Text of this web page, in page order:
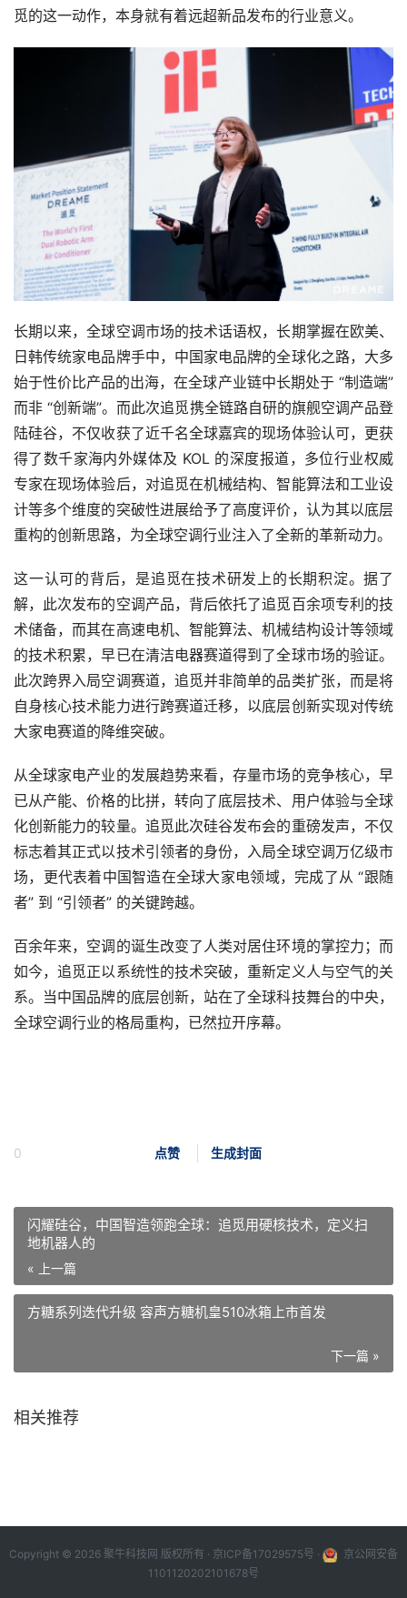
觅的这一动作，本身就有着远超新品发布的行业意义。
长期以来，全球空调市场的技术话语权，长期掌握在欧美、
日韩传统家电品牌手中，中国家电品牌的全球化之路，大多
始于性价比产品的出海，在全球产业链中长期处于 “制造端”
而非 “创新端”。而此次追觅携全链路自研的旗舰空调产品登
陆硅谷，不仅收获了近千名全球嘉宾的现场体验认可，更获
得了数千家海内外媒体及 KOL 的深度报道，多位行业权威
专家在现场体验后，对追觅在机械结构、智能算法和工业设
计等多个维度的突破性进展给予了高度评价，认为其以底层
重构的创新思路，为全球空调行业注入了全新的革新动力。
这一认可的背后，是追觅在技术研发上的长期积淀。据了
解，此次发布的空调产品，背后依托了追觅百余项专利的技
术储备，而其在高速电机、智能算法、机械结构设计等领域
的技术积累，早已在清洁电器赛道得到了全球市场的验证。
此次跨界入局空调赛道，追觅并非简单的品类扩张，而是将
自身核心技术能力进行跨赛道迁移，以底层创新实现对传统
大家电赛道的降维突破。
从全球家电产业的发展趋势来看，存量市场的竞争核心，早
已从产能、价格的比拼，转向了底层技术、用户体验与全球
化创新能力的较量。追觅此次硅谷发布会的重磅发声，不仅
标志着其正式以技术引领者的身份，入局全球空调万亿级市
场，更代表着中国智造在全球大家电领域，完成了从 “跟随
者” 到 “引领者” 的关键跨越。
百余年来，空调的诞生改变了人类对居住环境的掌控力；而
如今，追觅正以系统性的技术突破，重新定义人与空气的关
系。当中国品牌的底层创新，站在了全球科技舞台的中央，
全球空调行业的格局重构，已然拉开序幕。
点赞 生成封面
0
闪耀硅谷，中国智造领跑全球：追觅用硬核技术，定义扫
地机器人的
« 上一篇
方糖系列迭代升级 容声方糖机皇510冰箱上市首发
下一篇 »
相关推荐
Copyright © 2026 聚牛科技网 版权所有 · 京ICP备17029575号 ·
京公网安备
1101120202101678号